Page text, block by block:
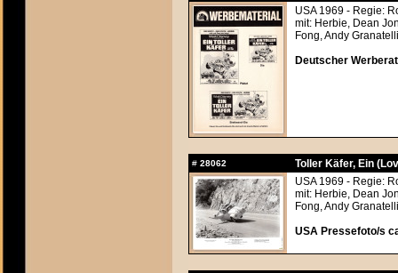
USA 1969 - Regie:
mit: Herbie, Dean
Fong, Andy
Deutscher
# 28062
Toller Käfer, Ein
USA 1969 - Regie:
mit: Herbie, Dean
Fong, Andy
USA Pressefoto/s